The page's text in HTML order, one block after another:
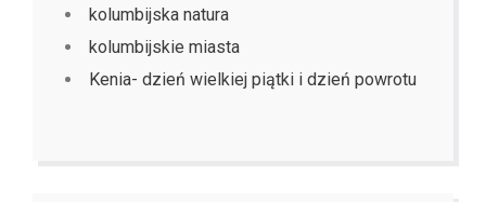
kolumbijska natura
kolumbijskie miasta
Kenia- dzień wielkiej piątki i dzień powrotu